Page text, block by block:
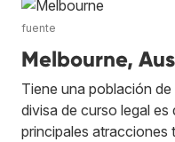
fuente
Melbourne,
Tiene una población
divisa de curso legal
principales atracciones